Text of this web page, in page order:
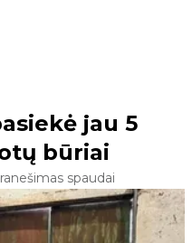
jau 5
būriai
spaudai